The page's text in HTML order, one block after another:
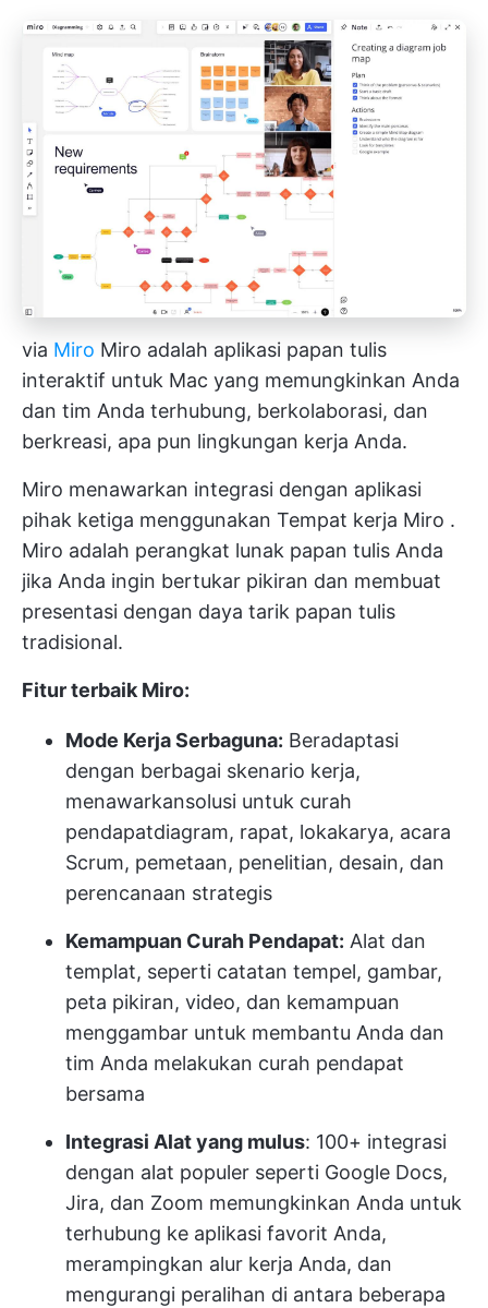
via Miro Miro adalah aplikasi papan tulis
interaktif untuk Mac yang memungkinkan Anda
dan tim Anda terhubung, berkolaborasi, dan
berkreasi, apa pun lingkungan kerja Anda.
Miro menawarkan integrasi dengan aplikasi
pihak ketiga menggunakan Tempat kerja Miro .
Miro adalah perangkat lunak papan tulis Anda
jika Anda ingin bertukar pikiran dan membuat
presentasi dengan daya tarik papan tulis
tradisional.
Fitur terbaik Miro:
Mode Kerja Serbaguna: Beradaptasi
dengan berbagai skenario kerja,
menawarkansolusi untuk curah
pendapatdiagram, rapat, lokakarya, acara
Scrum, pemetaan, penelitian, desain, dan
perencanaan strategis
Kemampuan Curah Pendapat: Alat dan
templat, seperti catatan tempel, gambar,
peta pikiran, video, dan kemampuan
menggambar untuk membantu Anda dan
tim Anda melakukan curah pendapat
bersama
Integrasi Alat yang mulus: 100+ integrasi
dengan alat populer seperti Google Docs,
Jira, dan Zoom memungkinkan Anda untuk
terhubung ke aplikasi favorit Anda,
merampingkan alur kerja Anda, dan
mengurangi peralihan di antara beberapa